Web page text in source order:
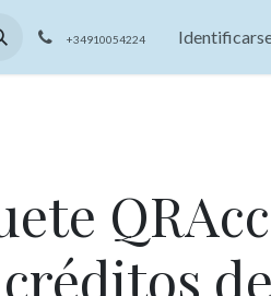
+34910054224
de